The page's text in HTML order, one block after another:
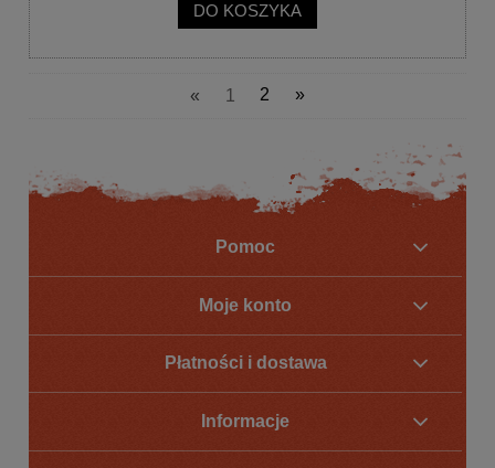
DO KOSZYKA
« 1 2 »
Pomoc
Moje konto
Płatności i dostawa
Informacje